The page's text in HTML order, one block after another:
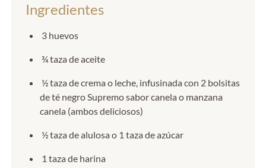
Ingredientes
3 huevos
¾ taza de aceite
½ taza de crema o leche, infusinada con 2 bolsitas
de té negro Supremo sabor canela o manzana
canela (ambos deliciosos)
½ taza de alulosa o 1 taza de azúcar
1 taza de harina